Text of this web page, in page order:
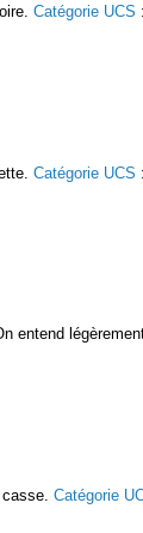
Catégorie UCS :
Catégorie UCS :
entend
Catégorie